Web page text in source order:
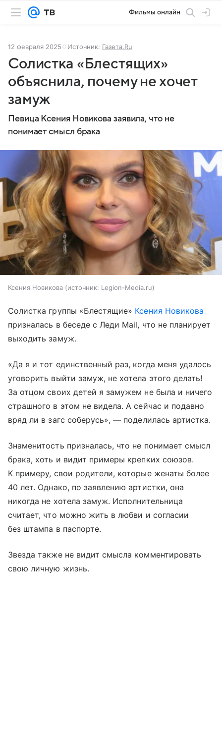
Фильмы онлайн
12 февраля 2025 Источник: Газета.Ru
Солистка «Блестящих»
объяснила, почему не хочет
замуж
Певица Ксения Новикова заявила, что не
понимает смысл брака
Ксения Новикова источник: Legion-Media.ru
Солистка группы «Блестящие» Ксения Новикова
призналась в беседе с Леди Mail, что не планирует
выходить замуж.
«Да я и тот единственный раз, когда меня удалось
уговорить выйти замуж, не хотела этого делать!
За отцом своих детей я замужем не была и ничего
страшного в этом не видела. А сейчас и подавно
вряд ли в загс соберусь», — поделилась артистка.
Знаменитость призналась, что не понимает смысл
брака, хоть и видит примеры крепких союзов.
К примеру, свои родители, которые женаты более
40 лет. Однако, по заявлению артистки, она
никогда не хотела замуж. Исполнительница
считает, что можно жить в любви и согласии
без штампа в паспорте.
Звезда также не видит смысла комментировать
свою личную жизнь.